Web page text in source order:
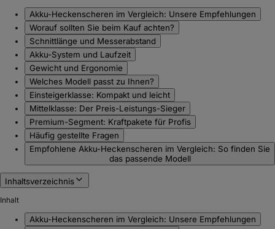
Akku-Heckenscheren im Vergleich: Unsere Empfehlungen
Worauf sollten Sie beim Kauf achten?
Schnittlänge und Messerabstand
Akku-System und Laufzeit
Gewicht und Ergonomie
Welches Modell passt zu Ihnen?
Einsteigerklasse: Kompakt und leicht
Mittelklasse: Der Preis-Leistungs-Sieger
Premium-Segment: Kraftpakete für Profis
Häufig gestellte Fragen
Empfohlene Akku-Heckenscheren im Vergleich: So finden Sie
das passende Modell
Inhaltsverzeichnis
Inhalt
Akku-Heckenscheren im Vergleich: Unsere Empfehlungen